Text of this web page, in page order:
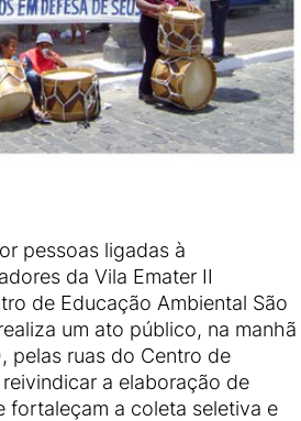
pessoas ligadas à
da Vila Emater II
de Educação Ambiental São
um ato público, na manhã
pelas ruas do Centro de
a elaboração de
fortaleçam a coleta seletiva e